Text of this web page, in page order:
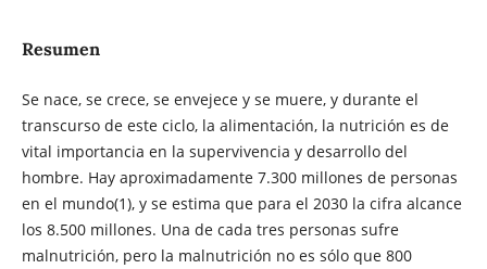
Resumen
Se nace, se crece, se envejece y se muere, y durante el
transcurso de este ciclo, la alimentación, la nutrición es de
vital importancia en la supervivencia y desarrollo del
hombre. Hay aproximadamente 7.300 millones de personas
en el mundo(1), y se estima que para el 2030 la cifra alcance
los 8.500 millones. Una de cada tres personas sufre
malnutrición, pero la malnutrición no es sólo que 800